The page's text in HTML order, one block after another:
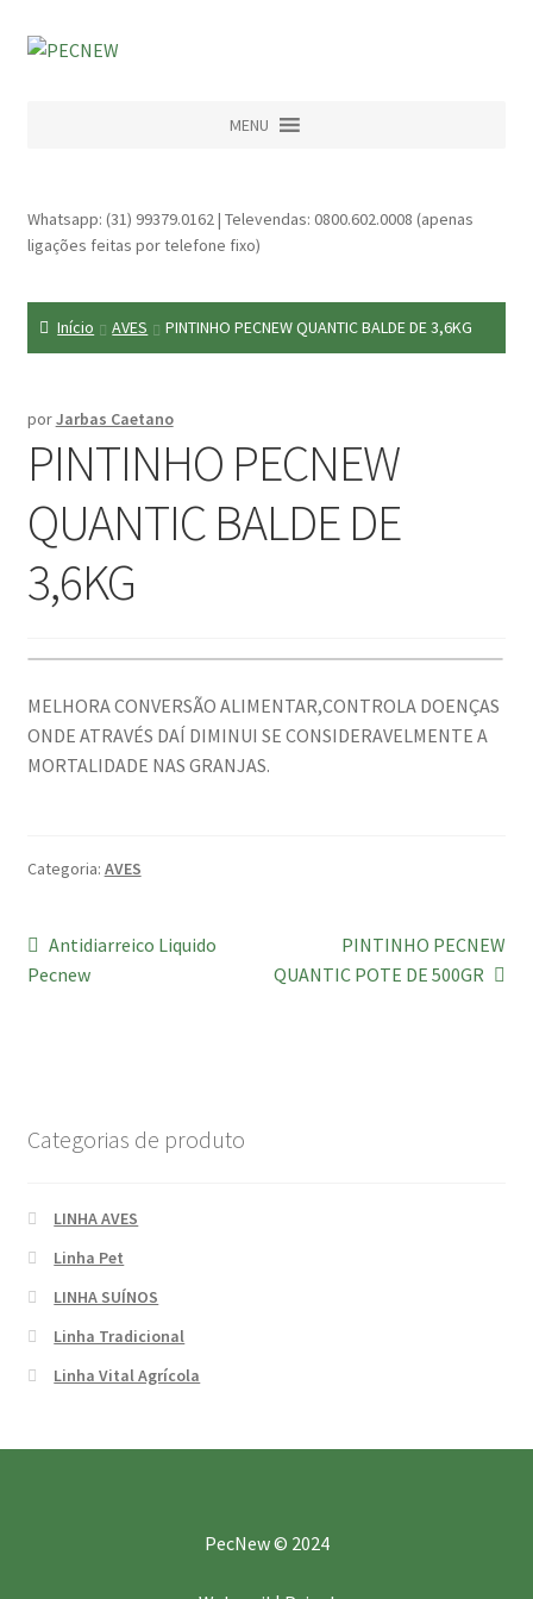
MENU
Whatsapp: (31) 99379.0162 | Televendas: 0800.602.0008 (apenas
ligações feitas por telefone fixo)
Início AVES PINTINHO PECNEW QUANTIC BALDE DE 3,6KG
porJarbas Caetano
PINTINHO PECNEW
QUANTIC BALDE DE
3,6KG
MELHORA CONVERSÃO ALIMENTAR,CONTROLA DOENÇAS
ONDE ATRAVÉS DAÍ DIMINUI SE CONSIDERAVELMENTE A
MORTALIDADE NAS GRANJAS.
Categoria: AVES
Antidiarreico Liquido
Pecnew
PINTINHO PECNEW
QUANTIC POTE DE 500GR
Categorias de produto
LINHA AVES
Linha Pet
LINHA SUÍNOS
Linha Tradicional
Linha Vital Agrícola
PecNew © 2024